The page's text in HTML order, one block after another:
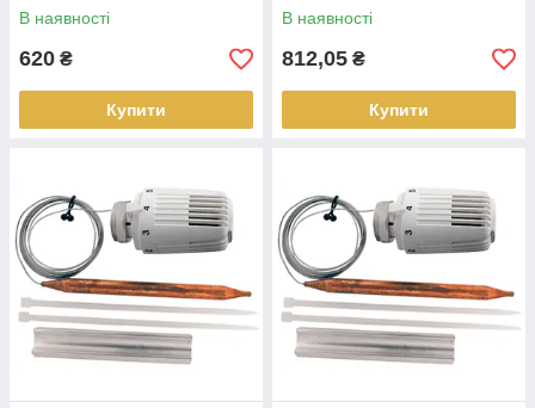
В наявності
620 ₴
Купити
В наявності
812,05 ₴
Купити